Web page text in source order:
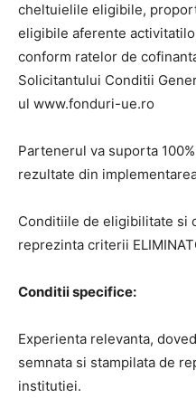
cheltuielile eligibile,
eligibile aferente
conform ratelor de
Solicitantului Conditii
ul www.fonduri-ue.ro
Partenerul va suporta
rezultate din
Conditiile de eligibilitate si
reprezinta criterii
Conditii specifice:
Experienta relevanta,
semnata si stampilata de
institutiei.